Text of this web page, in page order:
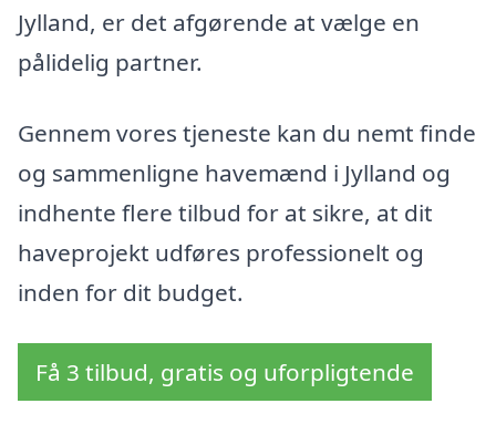
Jylland, er det afgørende at vælge en
pålidelig partner.
Gennem vores tjeneste kan du nemt finde
og sammenligne havemænd i Jylland og
indhente flere tilbud for at sikre, at dit
haveprojekt udføres professionelt og
inden for dit budget.
Få 3 tilbud, gratis og uforpligtende